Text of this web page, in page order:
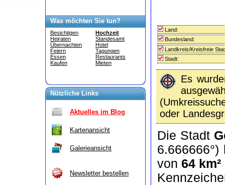
Was möchten Sie tun?
Besichtigen
Heiraten
Übernachten
Feiern
Essen
Kaufen
Hochzeit
Standesamt
Hotel
Tagungen
Restaurants
Mieten
Nützliche Links
Aktuelles im Blog
Kartenansicht
Galerieansicht
Newsletter bestellen
Land:
Bundesland:
Landkreis/Kreisfreie
Stadt:
Es
oder
Die Stadt
von 64 km²